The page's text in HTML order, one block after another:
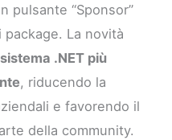
pulsante “Sponsor”
La novità
.NET più
, riducendo la
e favorendo il
della community.